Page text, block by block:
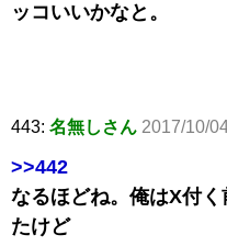
ッコいいかなと。
443: 名無しさん 2017/10/
>>442
なるほどね。俺はX付
たけど